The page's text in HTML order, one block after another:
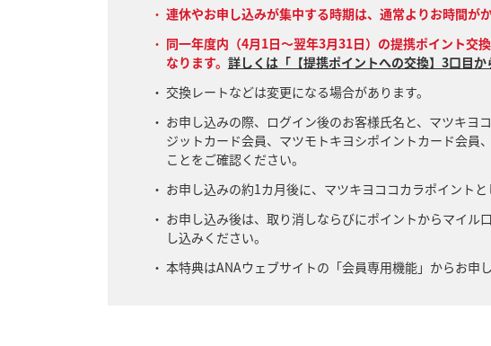
連休やお申し込みが集中する時期は、通常よりお時間が
同一年度内（4月1日～翌年3月31日）の提携ポイント交
なります。 詳しくは「【提携ポイントへの交換】3口目
交換レートなどは変更になる場合があります。
お申し込みの際、ログイン後のお客様氏名と、マツキヨ
ジットカード会員、マツモトキヨシポイントカード会員
ことをご確認ください。
お申し込みの約1カ月後に、マツキヨココカラポイントと
お申し込み後は、取り消しならびにポイントからマイ
し込みください。
本特典はANAウェブサイトの「会員専用機能」からお申